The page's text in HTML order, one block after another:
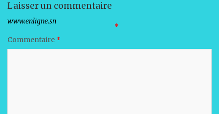
Laisser un commentaire
Votre adresse e-mail ne sera pas publiée.
Les champs obligatoires sont indiqués avec *
Commentaire *